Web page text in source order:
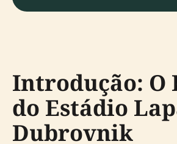
Introdução: O
do Estádio
Dubrovnik